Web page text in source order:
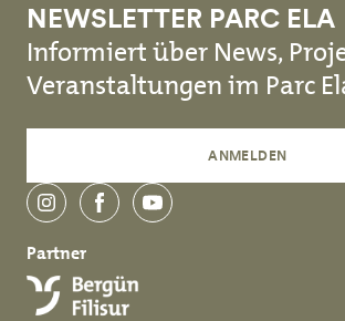
NEWSLETTER PARC ELA
Informiert über News,
Veranstaltungen im Parc
ANMELDEN
instagramfacebookyoutube
Partner